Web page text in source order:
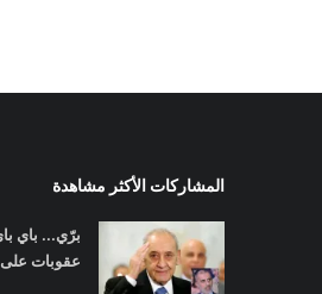
المشاركات الأكثر مشاهدة
برّي... باي
عقوبات